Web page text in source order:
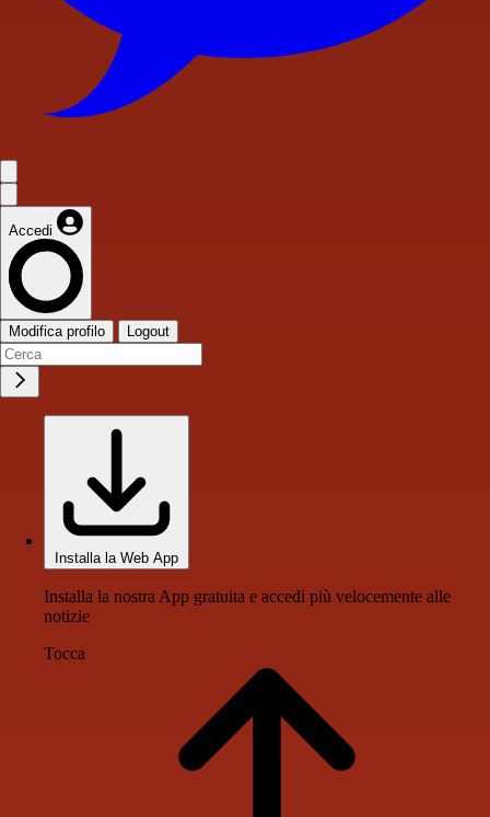
Accedi
Modifica profilo Logout
Installa la Web App
Installa la nostra App gratuita e accedi più velocemente alle
notizie
Tocca